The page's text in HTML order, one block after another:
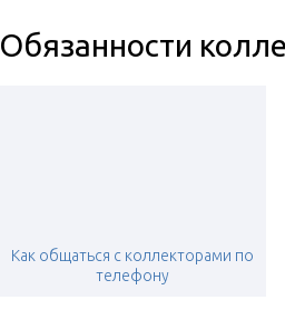
Обязанности
Как общаться с коллекторами по
телефону